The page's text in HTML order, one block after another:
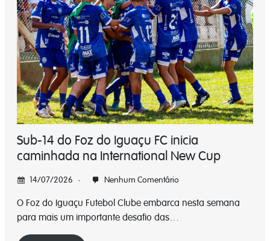
Sub-14 do Foz do Iguaçu FC inicia
caminhada na International New Cup
14/07/2026 Nenhum Comentário
O Foz do Iguaçu Futebol Clube embarca nesta semana
para mais um importante desafio das…